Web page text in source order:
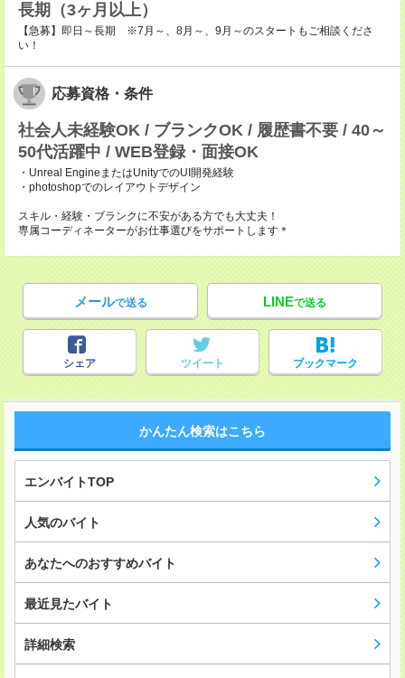
長期（3ヶ月以上）
【急募】即日～長期 ※7月～、8月～、9月～のスタートもご相談くださ
い！
応募資格・条件
社会人未経験OK / ブランクOK / 履歴書不要 / 40～
50代活躍中 / WEB登録・面接OK
・Unreal EngineまたはUnityでのUI開発経験
・photoshopでのレイアウトデザイン
スキル・経験・ブランクに不安がある方でも大丈夫！
専属コーディネーターがお仕事選びをサポートします＊
メールで送る LINEで送る
シェア ツイート ブックマーク
かんたん検索はこちら
エンバイトTOP
人気のバイト
あなたへのおすすめバイト
最近見たバイト
詳細検索